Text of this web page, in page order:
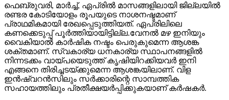
ഫെബ്രുവരി, മാർച്ച്, ഏപ്രിൽ മാസങ്ങളിലായി ജില്ലയിൽ
രണ്ടര കോടിയോളം രൂപയുടെ നാശനഷ്ടമാണ്
പ്രാഥമികമായി രേഖപ്പെടുത്തിയത്. ഏപ്രിലിലെ
കണക്കെടുപ്പ് പൂർത്തിയായിട്ടില്ല.വേനൽ മഴ ഇനിയും
വൈകിയാൽ കാർഷിക നഷ്ടം പെരുകുമെന്ന ആശങ്ക
ശക്തമാണ്. സ്വകാര്യ ധനകാര്യ സ്ഥാപനങ്ങളിൽ
നിന്നടക്കം വായ്പയെടുത്ത് കൃഷിയിറക്കിയവർ ഇനി
എങ്ങനെ തിരിച്ചടയ്ക്കുമെന്ന ആശങ്കയിലാണ്. വിള
ഇൻഷ്വറൻസിലും സർക്കാരിന്റെ സാമ്പത്തിക
സഹായത്തിലും പ്രതീക്ഷയർപ്പിക്കുകയാണ് കർഷകർ.